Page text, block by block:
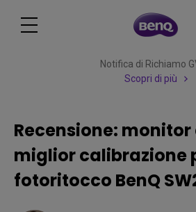
Notifica di Richiamo
Scopri di più
Recensione: monitor
miglior calibrazione
fotoritocco BenQ